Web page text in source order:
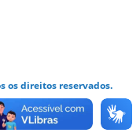
os direitos reservados.